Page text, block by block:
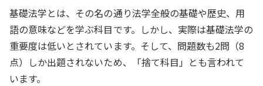
基礎法学とは、その名の通り法学全般の基礎や歴史、用
語の意味などを学ぶ科目です。しかし、実際は基礎法学の
重要度は低いとされています。そして、問題数も2問（8
点）しか出題されないため、「捨て科目」とも言われて
います。